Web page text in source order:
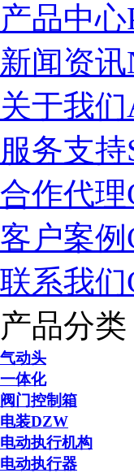
产品中心
新闻资讯
关于我们
服务支持
合作代理
客户案例
联系我们
产品分类
气动头
一体化
阀门控制箱
电装DZW
电动执行机构
电动执行器